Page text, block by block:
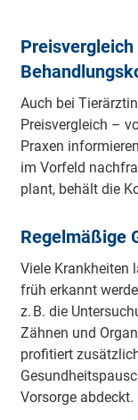
Auch bei
Preisvergleich –
Praxen
im Vorfeld
plant, behält die
Regelmäßige
Viele Krankheiten
früh erkannt
z. B. die
Zähnen und
profitiert
Vorsorge abdeckt.